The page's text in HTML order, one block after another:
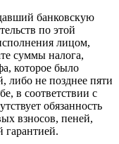
банковскую
по этой
лицом,
суммы налога,
которое было
либо не позднее пяти
в соответствии с
обязанность
взносов, пеней,
гарантией.